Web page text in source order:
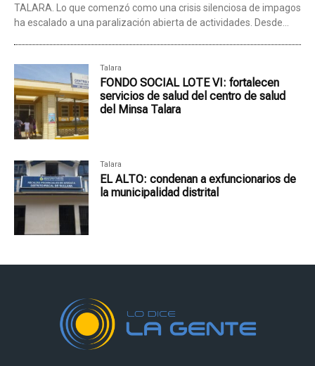
TALARA. Lo que comenzó como una crisis silenciosa de impagos
ha escalado a una paralización abierta de actividades. Desde...
Talara
FONDO SOCIAL LOTE VI: fortalecen
servicios de salud del centro de salud
del Minsa Talara
Talara
EL ALTO: condenan a exfuncionarios de
la municipalidad distrital